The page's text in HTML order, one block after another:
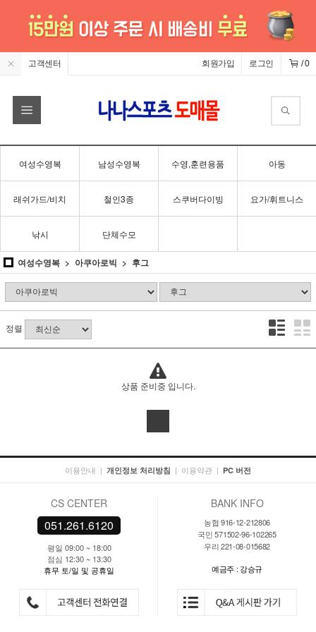
고객센터 /0
로그인
회원가입
여성수영복 남성수영복 수영,훈련용품 아동
래쉬가드/비치 철인3종 스쿠버다이빙 요가/휘트니스
낚시 단체수모
여성수영복 아쿠아로빅 후그
정렬
상품 준비중 입니다.
이용안내 | 개인정보 처리방침 | 이용약관 | PC 버전
CS CENTER
051.261.6120
평일 09:00 ~ 18:00
점심 12:30 ~ 13:30
휴무 토/일 및 공휴일
BANK INFO
농협 916-12-212806
국민 571502-96-102265
우리 221-08-015682
예금주 : 강승규